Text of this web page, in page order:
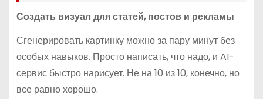
Создать визуал для статей, постов и рекламы
Сгенерировать картинку можно за пару минут без
особых навыков. Просто написать, что надо, и AI-
сервис быстро нарисует. Не на 10 из 10, конечно, но
все равно хорошо.